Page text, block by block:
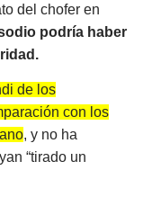
del chofer en
podría haber
de los
con los
, y no ha
“tirado un